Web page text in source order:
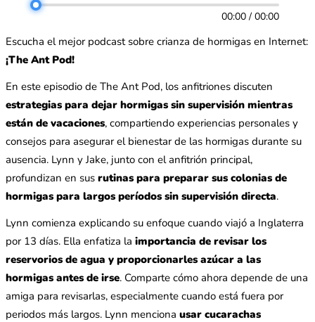
00:00 / 00:00
Escucha el mejor podcast sobre crianza de hormigas en Internet:
¡The Ant Pod!
En este episodio de The Ant Pod, los anfitriones discuten
estrategias para dejar hormigas sin supervisión mientras
están de vacaciones, compartiendo experiencias personales y
consejos para asegurar el bienestar de las hormigas durante su
ausencia. Lynn y Jake, junto con el anfitrión principal,
profundizan en sus rutinas para preparar sus colonias de
hormigas para largos períodos sin supervisión directa.
Lynn comienza explicando su enfoque cuando viajó a Inglaterra
por 13 días. Ella enfatiza la importancia de revisar los
reservorios de agua y proporcionarles azúcar a las
hormigas antes de irse. Comparte cómo ahora depende de una
amiga para revisarlas, especialmente cuando está fuera por
periodos más largos. Lynn menciona usar cucarachas